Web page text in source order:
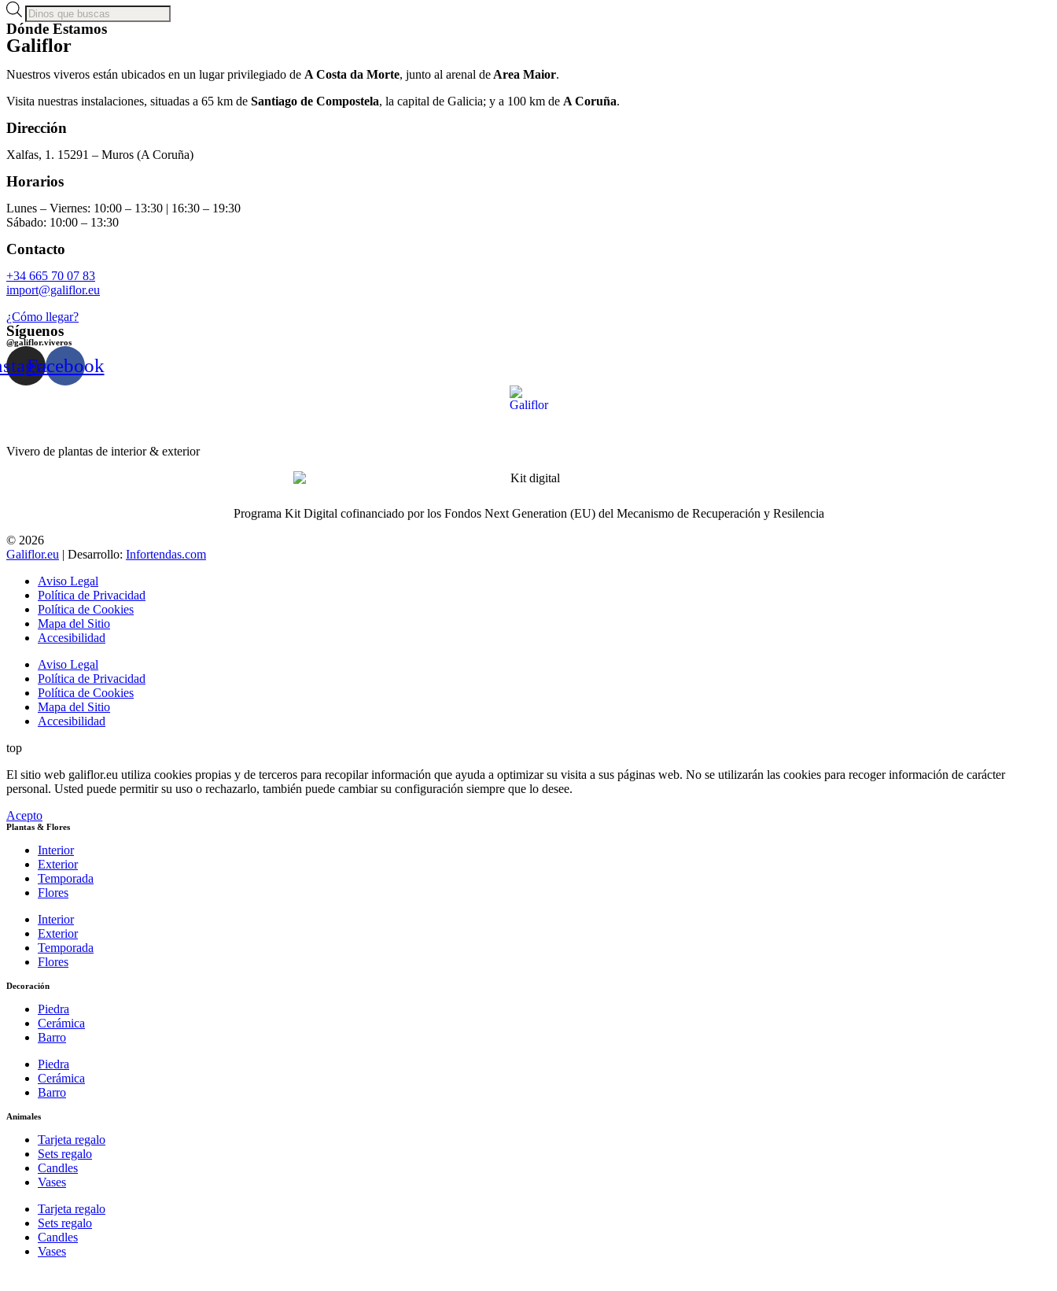
Products
search
Dónde Estamos
Galiflor
Nuestros viveros están ubicados en un lugar privilegiado de A Costa da Morte, junto al arenal de Area Maior.
Visita nuestras instalaciones, situadas a 65 km de Santiago de Compostela, la capital de Galicia; y a 100 km de A Coruña.
Dirección
Xalfas, 1. 15291 – Muros (A Coruña)
Horarios
Lunes – Viernes: 10:00 – 13:30 | 16:30 – 19:30
Sábado: 10:00 – 13:30
Contacto
+34 665 70 07 83
import@galiflor.eu
¿Cómo llegar?
Síguenos
@galiflor.viveros
Facebook
Vivero de plantas de interior & exterior
Programa Kit Digital cofinanciado por los Fondos Next Generation (EU) del Mecanismo de Recuperación y Resilencia
© 2026
Galiflor.eu | Desarrollo: Infortendas.com
Aviso Legal
Política de Privacidad
Política de Cookies
Mapa del Sitio
Accesibilidad
Aviso Legal
Política de Privacidad
Política de Cookies
Mapa del Sitio
Accesibilidad
top
El sitio web galiflor.eu utiliza cookies propias y de terceros para recopilar información que ayuda a optimizar su visita a sus páginas web. No se utilizarán las cookies para recoger información de carácter
personal. Usted puede permitir su uso o rechazarlo, también puede cambiar su configuración siempre que lo desee.
Acepto
Plantas & Flores
Interior
Exterior
Temporada
Flores
Interior
Exterior
Temporada
Flores
Decoración
Piedra
Cerámica
Barro
Piedra
Cerámica
Barro
Animales
Tarjeta regalo
Sets regalo
Candles
Vases
Tarjeta regalo
Sets regalo
Candles
Vases